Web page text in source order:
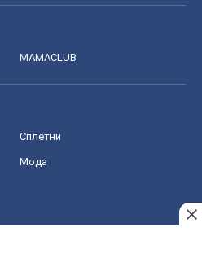
MAMACLUB
Сплетни
Мода